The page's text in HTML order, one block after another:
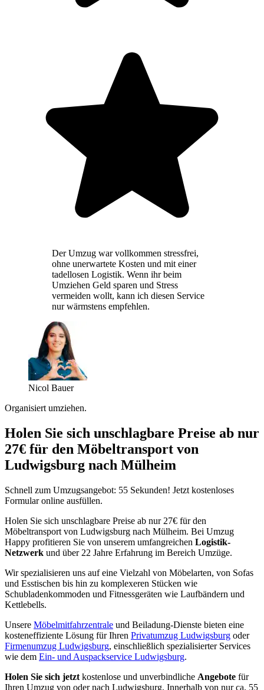
Der Umzug war vollkommen stressfrei,
ohne unerwartete Kosten und mit einer
tadellosen Logistik. Wenn ihr beim
Umziehen Geld sparen und Stress
vermeiden wollt, kann ich diesen Service
nur wärmstens empfehlen.
Nicol Bauer
Organisiert umziehen.
Holen Sie sich unschlagbare Preise ab nur
27€ für den Möbeltransport von
Ludwigsburg nach Mülheim
Schnell zum Umzugsangebot: 55 Sekunden! Jetzt kostenloses
Formular online ausfüllen.
Holen Sie sich unschlagbare Preise ab nur 27€ für den
Möbeltransport von Ludwigsburg nach Mülheim. Bei Umzug
Happy profitieren Sie von unserem umfangreichen Logistik-
Netzwerk und über 22 Jahre Erfahrung im Bereich Umzüge.
Wir spezialisieren uns auf eine Vielzahl von Möbelarten, von Sofas
und Esstischen bis hin zu komplexeren Stücken wie
Schubladenkommoden und Fitnessgeräten wie Laufbändern und
Kettlebells.
Unsere Möbelmitfahrzentrale und Beiladung-Dienste bieten eine
kosteneffiziente Lösung für Ihren Privatumzug Ludwigsburg oder
Firmenumzug Ludwigsburg, einschließlich spezialisierter Services
wie dem Ein- und Auspackservice Ludwigsburg.
Holen Sie sich jetzt kostenlose und unverbindliche Angebote für
Ihren Umzug von oder nach Ludwigsburg. Innerhalb von nur ca. 55